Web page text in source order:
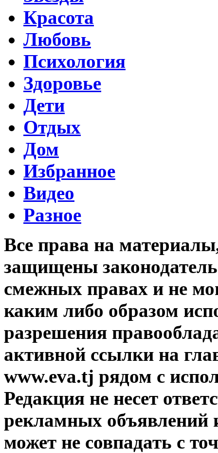
Красота
Любовь
Психология
Здоровье
Дети
Отдых
Дом
Избранное
Видео
Разное
Все права на
защищены
смежных правах и не
каким либо образом
разрешения
активной ссылки на
www.eva.tj рядом с
Редакция не несет
рекламных объявлений
может не совпадать с